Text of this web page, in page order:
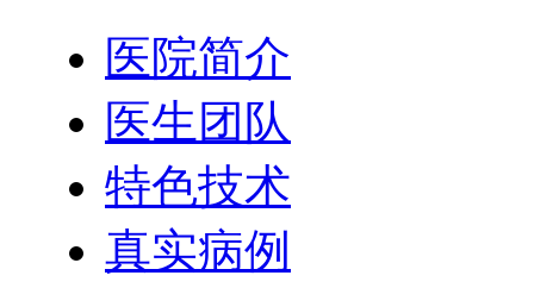
医院简介
医生团队
特色技术
真实病例